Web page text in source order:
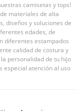
camisetas y tops!
materiales de alta
diseños y soluciones de
edades, de
diferentes estampados
calidad de costura y
personalidad de tu hijo
especial atención al uso